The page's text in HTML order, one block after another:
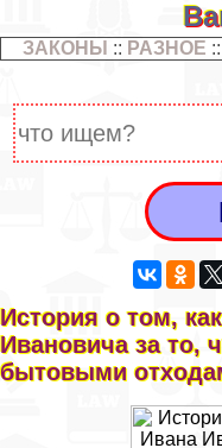
ЗАКОНЫ :: РАЗНОЕ ::
История о том,
Ивановича за то,
бытовыми